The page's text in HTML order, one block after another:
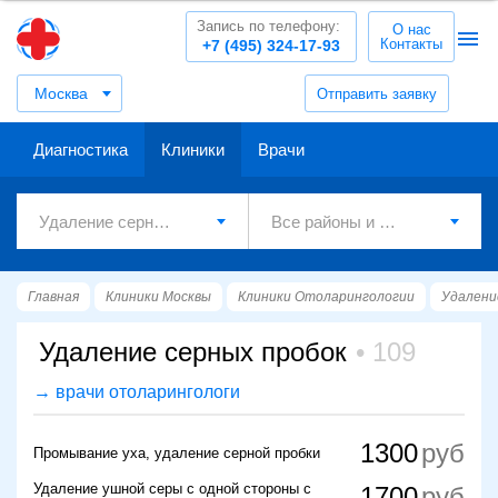
Москва Отправить заявку
+7 (495) 324-17-93
Запись по телефону:
О нас
Контакты
Диагностика Клиники Врачи
Главная Клиники Москвы Клиники Отоларингологии
Удаление серных пробок 109
→ врачи отоларингологи
Промывание уха, удаление серной пробки 1300
Удаление ушной серы с одной стороны с